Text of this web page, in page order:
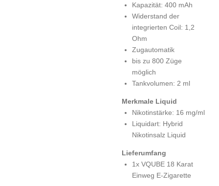
Kapazität: 400 mAh
Widerstand der
integrierten Coil: 1,2
Ohm
Zugautomatik
bis zu 800 Züge
möglich
Tankvolumen: 2 ml
Merkmale Liquid
Nikotinstärke: 16 mg/ml
Liquidart: Hybrid
Nikotinsalz Liquid
Lieferumfang
1x VQUBE 18 Karat
Einweg E-Zigarette